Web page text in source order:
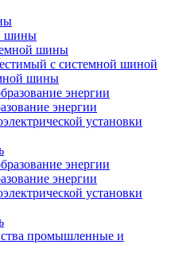
шины
шины
с системной шиной
шины
энергии
установки
энергии
установки